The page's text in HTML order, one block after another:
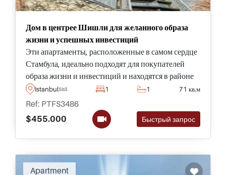
Дом в центрее Шишли для желанного образа
жизни и успешных инвестиций
Эти апартаменты, расположенные в самом сердце
Стамбула, идеально подходят для покупателей
образа жизни и инвестиций и находятся в районе
Бомонти, который в настоящее время подвергается
большой городской регенерации - это
возможность, которую вы не захотите упустить.
IstanbulSisli 1 1 71 кв.м
Ref: PTFS3486
$455.000
Быстрый запрос
Apartment